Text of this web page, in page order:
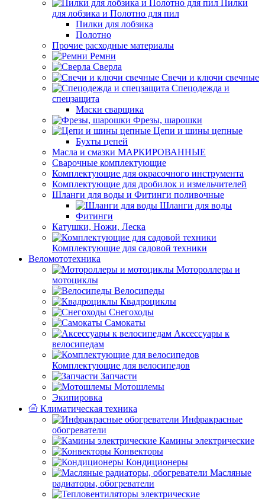
Пилки
для лобзика и Полотно для пил
Пилки для лобзика
Полотно
Прочие расходные материалы
Ремни
Сверла
Свечи и ключи свечные
Спецодежда и
спецзащита
Маски сварщика
Фрезы, шарошки
Цепи и шины цепные
Бухты цепей
Масла и смазки МАРКИРОВАННЫЕ
Сварочные комплектующие
Комплектующие для окрасочного инструмента
Комплектующие для дробилок и измельчителей
Шланги для воды и Фитинги поливочные
Шланги для воды
Фитинги
Катушки, Ножи, Леска
Комплектующие для садовой техники
Веломототехника
Мотороллеры и
мотоциклы
Велосипеды
Квадроциклы
Снегоходы
Самокаты
Аксессуары к
велосипедам
Комплектующие для велосипедов
Запчасти
Мотошлемы
Экипировка
Климатическая техника
Инфракрасные
обогреватели
Камины электрические
Конвекторы
Кондиционеры
Масляные
радиаторы, обогреватели